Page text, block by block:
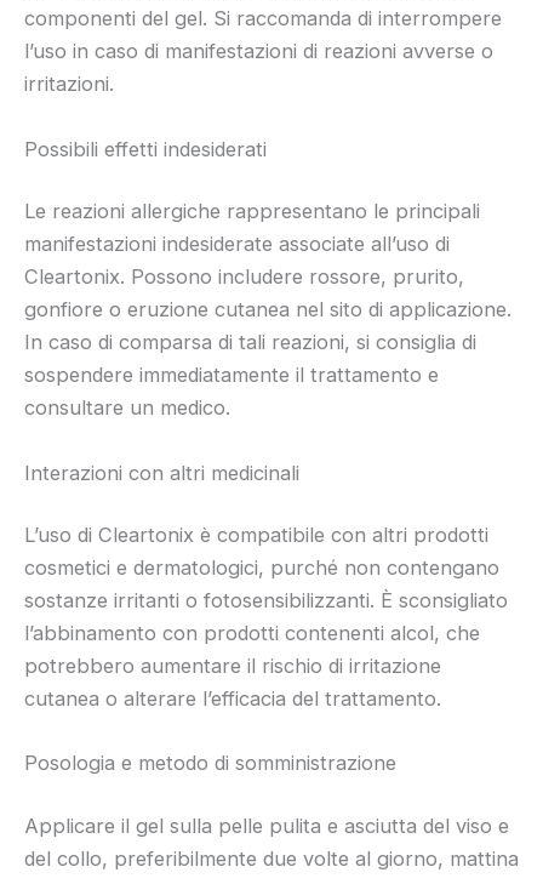
componenti del gel. Si raccomanda di interrompere
l’uso in caso di manifestazioni di reazioni avverse o
irritazioni.
Possibili effetti indesiderati
Le reazioni allergiche rappresentano le principali
manifestazioni indesiderate associate all’uso di
Cleartonix. Possono includere rossore, prurito,
gonfiore o eruzione cutanea nel sito di applicazione.
In caso di comparsa di tali reazioni, si consiglia di
sospendere immediatamente il trattamento e
consultare un medico.
Interazioni con altri medicinali
L’uso di Cleartonix è compatibile con altri prodotti
cosmetici e dermatologici, purché non contengano
sostanze irritanti o fotosensibilizzanti. È sconsigliato
l’abbinamento con prodotti contenenti alcol, che
potrebbero aumentare il rischio di irritazione
cutanea o alterare l’efficacia del trattamento.
Posologia e metodo di somministrazione
Applicare il gel sulla pelle pulita e asciutta del viso e
del collo, preferibilmente due volte al giorno, mattina